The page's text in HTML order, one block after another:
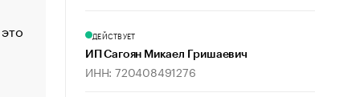
Стресс обеспеченных людей: почему рост доходов
Что обвинения против Павла Дурова значат для
ДЕЙСТВУЕТ
ИП Сагоян Микаел Гришаевич
ИНН: 720408491276